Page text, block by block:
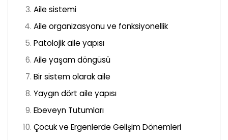
Aile sistemi
Aile organizasyonu ve fonksiyonellik
Patolojik aile yapısı
Aile yaşam döngüsü
Bir sistem olarak aile
Yaygın dört aile yapısı
Ebeveyn Tutumları
Çocuk ve Ergenlerde Gelişim Dönemleri